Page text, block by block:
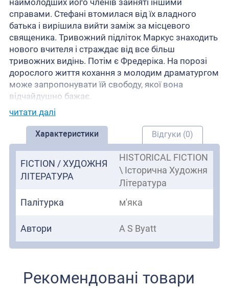
справами. Стефані втомилася від їх владного
батька і вирішила вийти заміж за місцевого
священика. Тривожний підліток Маркус знаходить
нового вчителя і страждає від все більш
тривожних видінь. Потім є Фредеріка. На порозі
дорослого життя кохання з молодим драматургом
може запропонувати їй свободу, якої вона
відчайдушно бажає.
читати далі
Характеристики Відгуки (0)
FICTION / ХУДОЖНЯ
ЛІТЕРАТУРА
HISTORICAL FICTION
\ Історична Художня
Література
Палітурка
м'яка
Автори A S Byatt
Рекомендовані товари